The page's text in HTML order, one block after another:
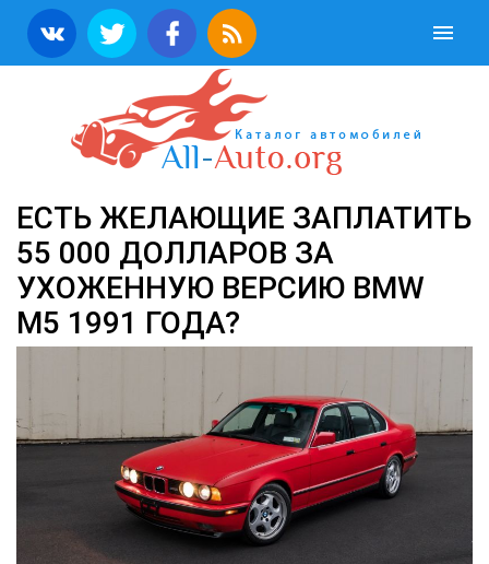
ЕСТЬ ЖЕЛАЮЩИЕ ЗАПЛАТИТЬ
55 000 ДОЛЛАРОВ ЗА
УХОЖЕННУЮ ВЕРСИЮ BMW
M5 1991 ГОДА?